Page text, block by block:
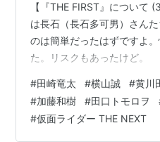
【『THE FIRST』について
は長石（長石多可男）さん
のは簡単だったはずですよ
た。リスクもあったけど。
#田崎竜太 #横山誠 #黄川
#加藤和樹 #田口トモロヲ
#仮面ライダー THE NEXT